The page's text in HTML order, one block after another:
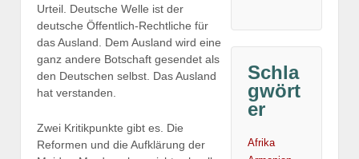
Urteil. Deutsche Welle ist der
deutsche Öffentlich-Rechtliche für
das Ausland. Dem Ausland wird eine
ganz andere Botschaft gesendet als
den Deutschen selbst. Das Ausland
hat verstanden.
Zwei Kritikpunkte gibt es. Die
Reformen und die Aufklärung der
Schla
gwört
er
Afrika